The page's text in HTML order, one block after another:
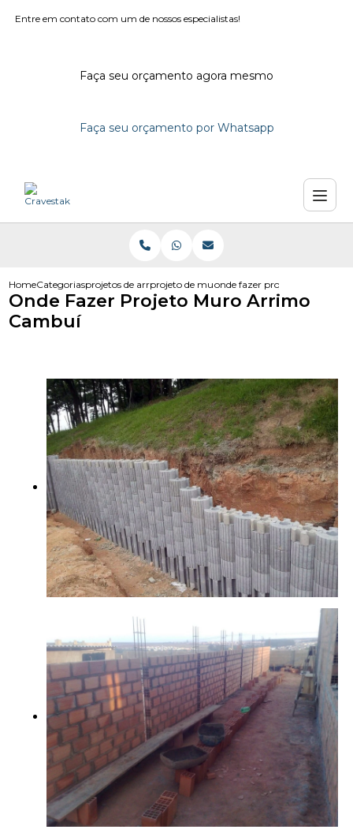
Entre em contato com um de nossos especialistas!
Faça seu orçamento agora mesmo
Faça seu orçamento por Whatsapp
HomeCategoriasprojetos de arrimoprojeto de muro de arrimo dwg
onde fazer projeto muro
Onde Fazer Projeto Muro Arrimo
Cambuí